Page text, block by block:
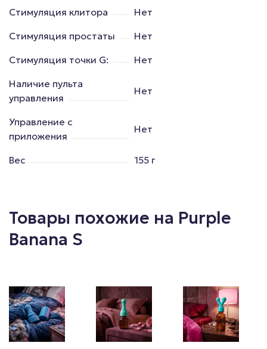
Стимуляция клитора
Нет
Стимуляция простаты
Нет
Стимуляция точки G:
Нет
Наличие пульта
управления
Нет
Управление с
приложения
Нет
Вес 155 г
Товары похожие на Purple
Banana S